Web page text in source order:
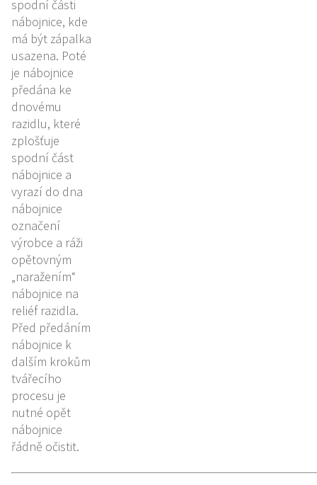
spodní části
nábojnice, kde
má být zápalka
usazena. Poté
je nábojnice
předána ke
dnovému
razidlu, které
zplošťuje
spodní část
nábojnice a
vyrazí do dna
nábojnice
označení
výrobce a ráži
opětovným
„naražením“
nábojnice na
reliéf razidla.
Před předáním
nábojnice k
dalším krokům
tvářecího
procesu je
nutné opět
nábojnice
řádně očistit.